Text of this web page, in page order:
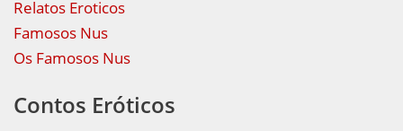
Relatos Eroticos
Famosos Nus
Os Famosos Nus
Contos Eróticos